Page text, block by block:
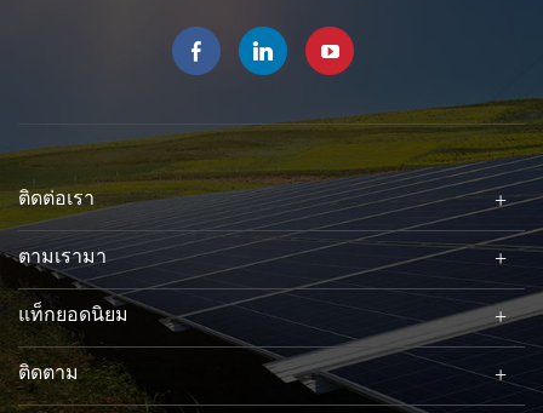
ติดต่อเรา
ตามเรามา
แท็กยอดนิยม
ติดตาม